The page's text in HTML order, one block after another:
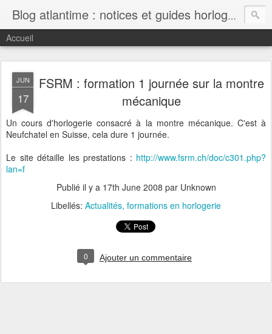
Blog atlantime : notices et guides horlogers gratuits
Accueil
JUN
17
FSRM : formation 1 journée sur la montre
mécanique
Un cours d'horlogerie consacré à la montre mécanique. C'est à
Neufchatel en Suisse, cela dure 1 journée.
Le site détaille les prestations : http://www.fsrm.ch/doc/c301.php?
lan=f
Publié il y a 17th June 2008 par Unknown
Libellés: Actualités formations en horlogerie
0 Ajouter un commentaire